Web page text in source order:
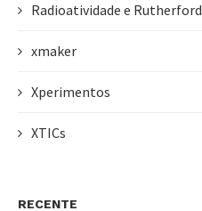
Radioatividade e Rutherford
xmaker
Xperimentos
XTICs
RECENTE